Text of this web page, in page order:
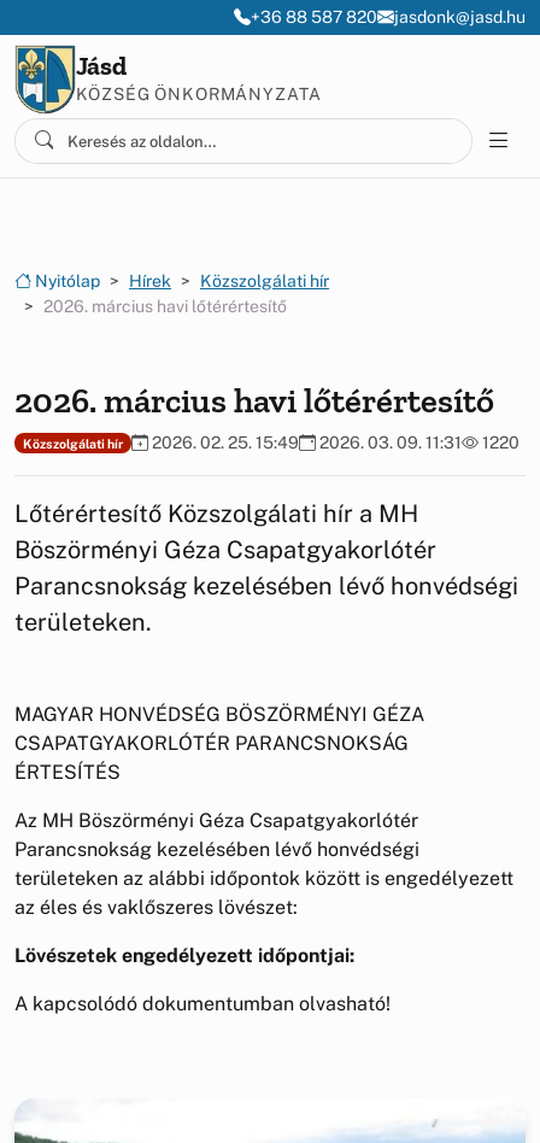
+36 88 587 820 jasdonk@jasd.hu
Jásd
KÖZSÉG ÖNKORMÁNYZATA
Nyitólap Hírek
Közszolgálati hír
2026. március havi lőtérértesítő
2026. március havi lőtérértesítő
Közszolgálati hír 2026. 02. 25. 15:49 2026. 03. 09. 11:31 1220
Lőtérértesítő Közszolgálati hír a MH
Böszörményi Géza Csapatgyakorlótér
Parancsnokság kezelésében lévő honvédségi
területeken.
MAGYAR HONVÉDSÉG BÖSZÖRMÉNYI GÉZA
CSAPATGYAKORLÓTÉR PARANCSNOKSÁG
ÉRTESÍTÉS
Az MH Böszörményi Géza Csapatgyakorlótér
Parancsnokság kezelésében lévő honvédségi
területeken az alábbi időpontok között is engedélyezett
az éles és vaklőszeres lövészet:
Lövészetek engedélyezett időpontjai:
A kapcsolódó dokumentumban olvasható!